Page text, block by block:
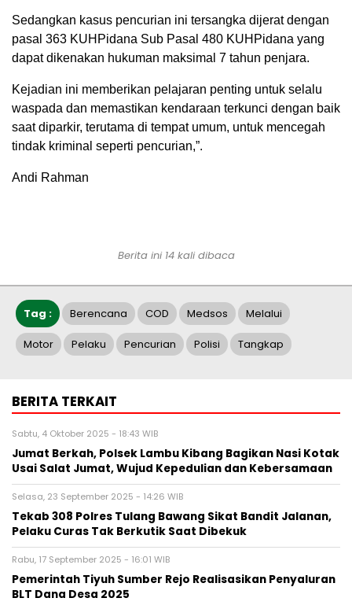
Sedangkan kasus pencurian ini tersangka dijerat dengan
pasal 363 KUHPidana Sub Pasal 480 KUHPidana yang
dapat dikenakan hukuman maksimal 7 tahun penjara.
Kejadian ini memberikan pelajaran penting untuk selalu
waspada dan memastikan kendaraan terkunci dengan baik
saat diparkir, terutama di tempat umum, untuk mencegah
tindak kriminal seperti pencurian,”.
Andi Rahman
Berita ini 14 kali dibaca
Tag : Berencana COD Medsos Melalui
Motor Pelaku Pencurian Polisi Tangkap
BERITA TERKAIT
Sabtu, 4 Oktober 2025 - 18:43 WIB
Jumat Berkah, Polsek Lambu Kibang Bagikan Nasi Kotak
Usai Salat Jumat, Wujud Kepedulian dan Kebersamaan
Selasa, 23 September 2025 - 14:26 WIB
Tekab 308 Polres Tulang Bawang Sikat Bandit Jalanan,
Pelaku Curas Tak Berkutik Saat Dibekuk
Rabu, 17 September 2025 - 16:01 WIB
Pemerintah Tiyuh Sumber Rejo Realisasikan Penyaluran
BLT Dana Desa 2025